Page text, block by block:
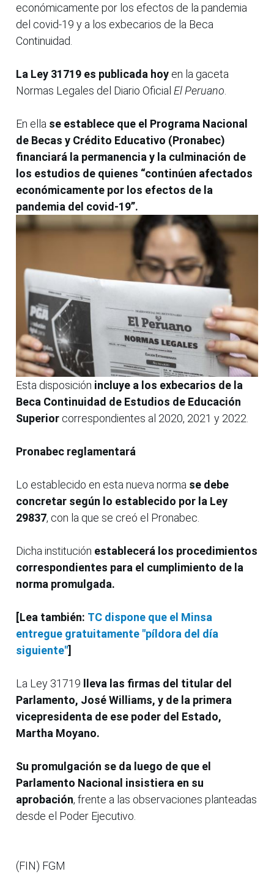
económicamente por los efectos de la pandemia
del covid-19 y a los exbecarios de la Beca
Continuidad.
La Ley 31719 es publicada hoy en la gaceta
Normas Legales del Diario Oficial El Peruano
En ella se establece que el Programa Nacional
de Becas y Crédito Educativo (Pronabec)
financiará la permanencia y la culminación de
los estudios de quienes “continúen afectados
económicamente por los efectos de la
pandemia del covid-19”.
Esta disposición incluye a los exbecarios de la
Beca Continuidad de Estudios de Educación
Superior correspondientes al 2020, 2021 y 2022.
Pronabec reglamentará
Lo establecido en esta nueva norma se debe
concretar según lo establecido por la Ley
29837, con la que se creó el Pronabec.
Dicha institución establecerá los procedimientos
correspondientes para el cumplimiento de la
norma promulgada.
[Lea también: TC dispone que el Minsa
entregue gratuitamente "píldora del día
siguiente"]
La Ley 31719 lleva las firmas del titular del
Parlamento, José Williams, y de la primera
vicepresidenta de ese poder del Estado,
Martha Moyano.
Su promulgación se da luego de que el
Parlamento Nacional insistiera en su
aprobación, frente a las observaciones planteadas
desde el Poder Ejecutivo.
(FIN) FGM